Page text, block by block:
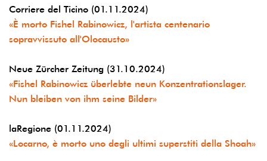
Corriere del Ticino (01.11.2024)
«È morto Fishel Rabinowicz, l'artista centenario
sopravvissuto all'Olocausto»
Neue Zürcher Zeitung (31.10.2024)
«Fishel Rabinowicz überlebte neun Konzentrationslager.
Nun bleiben von ihm seine Bilder»
laRegione (01.11.2024)
«Locarno, è morto uno degli ultimi superstiti della Shoah»